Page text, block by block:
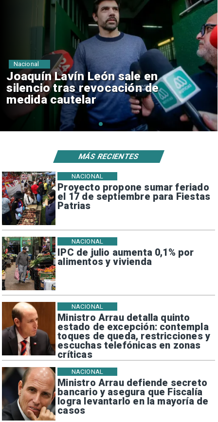
Chile y Venezuela formalizan
reinicio de relaciones
consulares
Nacional
Proyecto propone sumar feriado
el 17 de septiembre para Fiestas
Patrias
NACIONAL
IPC de julio aumenta 0,1% por
alimentos y vivienda
NACIONAL
Ministro Arrau detalla quinto
estado de excepción: contempla
toques de queda, restricciones y
escuchas telefónicas en zonas
críticas
NACIONAL
Ministro Arrau defiende secreto
bancario y asegura que Fiscalía
logra levantarlo en la mayoría de
casos
NACIONAL
MÁS RECIENTES